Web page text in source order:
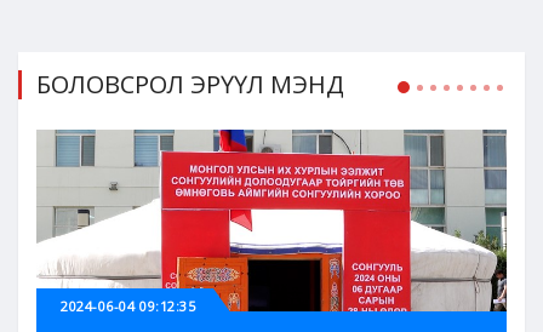
БОЛОВСРОЛ ЭРҮҮЛ МЭНД
2024-06-04 09:12:35